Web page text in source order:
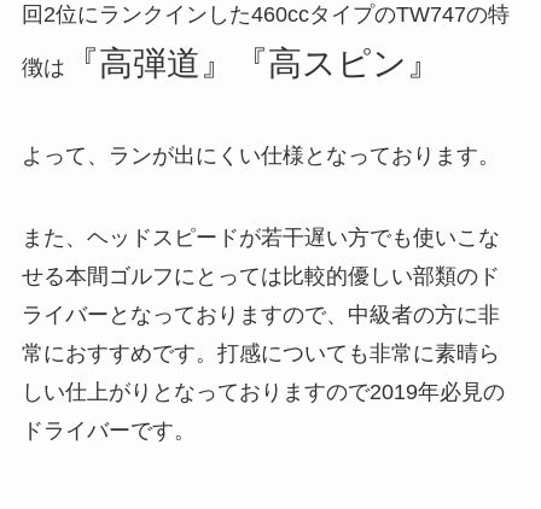
回2位にランクインした460ccタイプのTW747の特
徴は 『高弾道』『高スピン』
よって、ランが出にくい仕様となっております。
また、ヘッドスピードが若干遅い方でも使いこな
せる本間ゴルフにとっては比較的優しい部類のド
ライバーとなっておりますので、中級者の方に非
常におすすめです。打感についても非常に素晴ら
しい仕上がりとなっておりますので2019年必見の
ドライバーです。